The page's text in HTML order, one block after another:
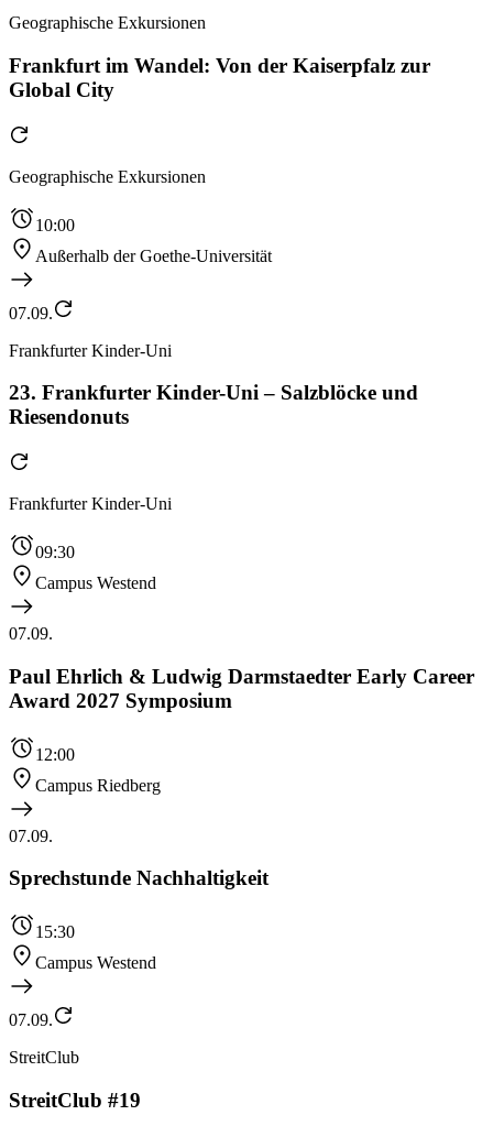
Geographische Exkursionen
Frankfurt im Wandel: Von der Kaiserpfalz zur
Global City
Geographische Exkursionen
10:00
Außerhalb der Goethe-Universität
07.09.
Frankfurter Kinder-Uni
23. Frankfurter Kinder-Uni – Salzblöcke und
Riesendonuts
Frankfurter Kinder-Uni
09:30
Campus Westend
07.09.
Paul Ehrlich & Ludwig Darmstaedter Early Career
Award 2027 Symposium
12:00
Campus Riedberg
07.09.
Sprechstunde Nachhaltigkeit
15:30
Campus Westend
07.09.
StreitClub
StreitClub #19